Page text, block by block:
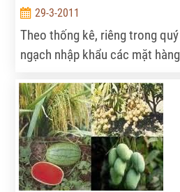
29-3-2011
Theo thống kê, riêng trong
ngạch nhập khẩu các mặt
siêu của nền kinh tế.